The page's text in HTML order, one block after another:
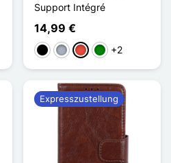
Support Intégré
14,99 €
Schwarz
GrauRot Grün+2
Expresszustellung